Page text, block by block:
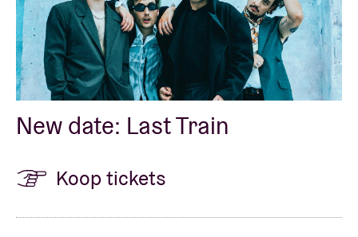
New date: Last Train
Koop tickets